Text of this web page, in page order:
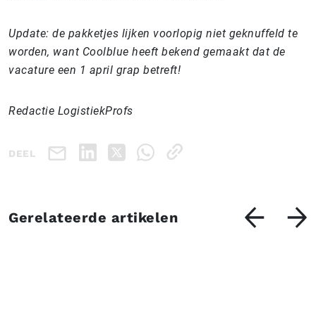
Update: de pakketjes lijken voorlopig niet geknuffeld te
worden, want Coolblue heeft bekend gemaakt dat de
vacature een 1 april grap betreft!
Redactie LogistiekProfs
DEEL
Gerelateerde artikelen